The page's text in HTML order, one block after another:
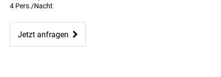
4 Pers./Nacht
Jetzt anfragen